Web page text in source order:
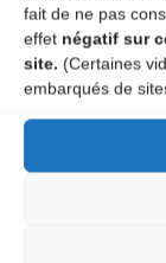
fait de ne pas
effet négatif sur
site. (Certaines
embarqués de